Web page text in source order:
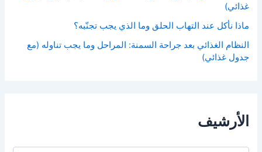
غذائي)
ماذا نأكل عند التهاب الحلق وما الذي يجب تجنّبه؟
النظام الغذائي بعد جراحة السمنة: المراحل وما يجب تناوله (مع
جدول غذائي)
الأرشيف